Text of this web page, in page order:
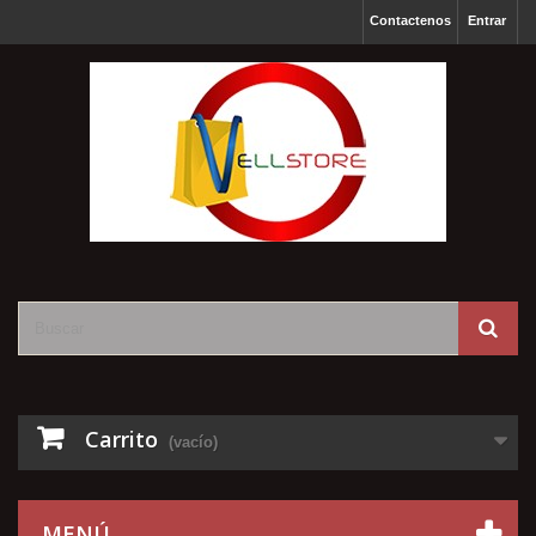
Entrar
Contactenos
Carrito (vacío)